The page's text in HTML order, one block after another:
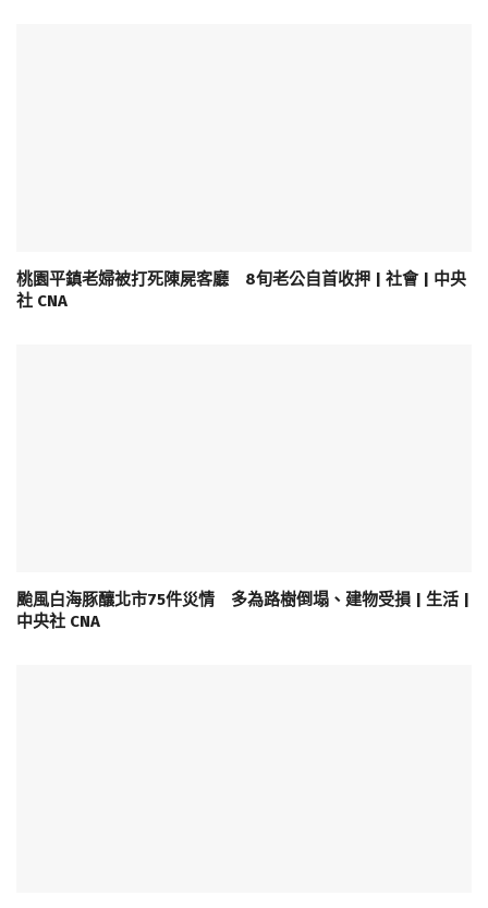
桃園平鎮老婦被打死陳屍客廳 8旬老公自首收押 | 社會 | 中央
社 CNA
颱風白海豚釀北市75件災情 多為路樹倒塌、建物受損 | 生活 |
中央社 CNA